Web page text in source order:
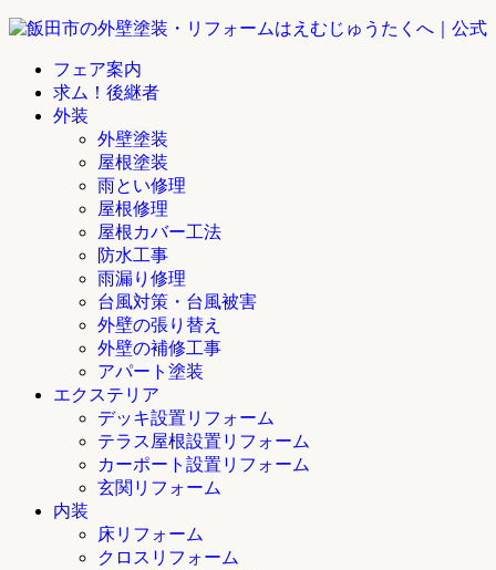
フェア案内
求ム！後継者
外装
外壁塗装
屋根塗装
雨とい修理
屋根修理
屋根カバー工法
防水工事
雨漏り修理
台風対策・台風被害
外壁の張り替え
外壁の補修工事
アパート塗装
エクステリア
デッキ設置リフォーム
テラス屋根設置リフォーム
カーポート設置リフォーム
玄関リフォーム
内装
床リフォーム
クロスリフォーム